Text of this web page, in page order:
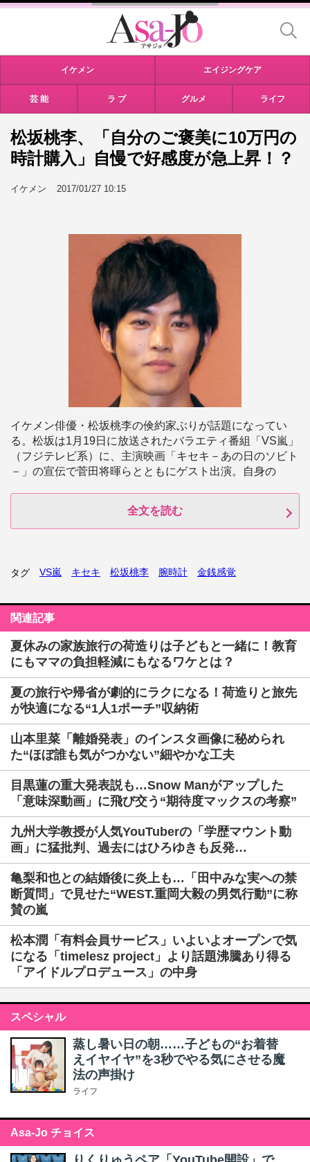
イケメン エイジングケア
芸 能 ラ ブ グルメ ライフ
松坂桃李、「自分のご褒美に10万円の
時計購入」自慢で好感度が急上昇！？
イケメン 2017/01/27 10:15
イケメン俳優・松坂桃李の倹約家ぶりが話題になってい
る。松坂は1月19日に放送されたバラエティ番組「VS嵐」
（フジテレビ系）に、主演映画「キセキ－あの日のソビト
－」の宣伝で菅田将暉らとともにゲスト出演。自身の
全文を読む
タグ VS嵐 キセキ 松坂桃李 腕時計 金銭感覚
関連記事
夏休みの家族旅行の荷造りは子どもと一緒に！教育
にもママの負担軽減にもなるワケとは？
夏の旅行や帰省が劇的にラクになる！荷造りと旅先
が快適になる“1人1ポーチ”収納術
山本里菜「離婚発表」のインスタ画像に秘められ
た“ほぼ誰も気がつかない”細やかな工夫
目黒蓮の重大発表説も…Snow Manがアップした
「意味深動画」に飛び交う“期待度マックスの考察”
九州大学教授が人気YouTuberの「学歴マウント動
画」に猛批判、過去にはひろゆきも反発…
亀梨和也との結婚後に炎上も…「田中みな実への禁
断質問」で見せた“WEST.重岡大毅の男気行動”に称
賛の嵐
松本潤「有料会員サービス」いよいよオープンで気
になる「timelesz project」より話題沸騰あり得る
「アイドルプロデュース」の中身
スペシャル
蒸し暑い日の朝……子どもの“お着替
えイヤイヤ”を3秒でやる気にさせる魔
法の声掛け
ライフ
Asa-Jo チョイス